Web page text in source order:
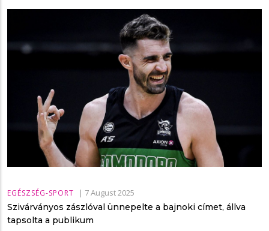
EGÉSZSÉG-SPORT | 7 August 2025
Szivárványos zászlóval ünnepelte a bajnoki címet, állva
tapsolta a publikum